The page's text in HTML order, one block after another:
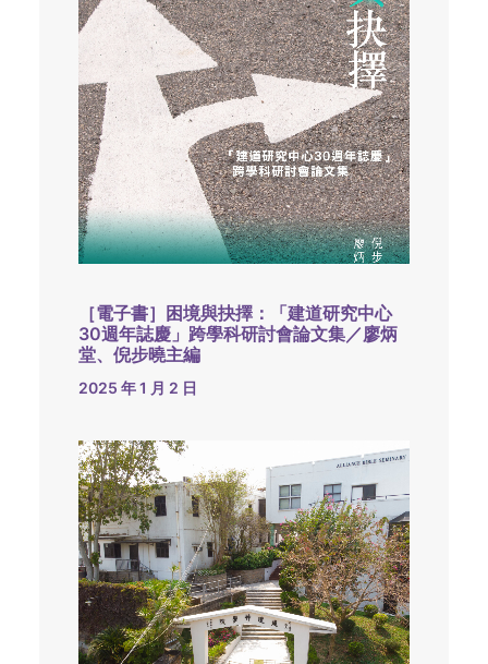
［電子書］困境與抉擇：「建道研究中心
30週年誌慶」跨學科研討會論文集／廖炳
堂、倪步曉主編
2025 年 1 月 2 日